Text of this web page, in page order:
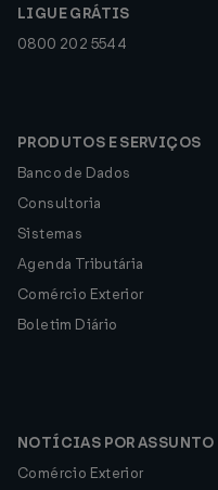
LIGUE GRÁTIS
0800 202 5544
PRODUTOS E SERVIÇOS
Banco de Dados
Consultoria
Sistemas
Agenda Tributária
Comércio Exterior
Boletim Diário
NOTÍCIAS POR ASSUNTO
Comércio Exterior